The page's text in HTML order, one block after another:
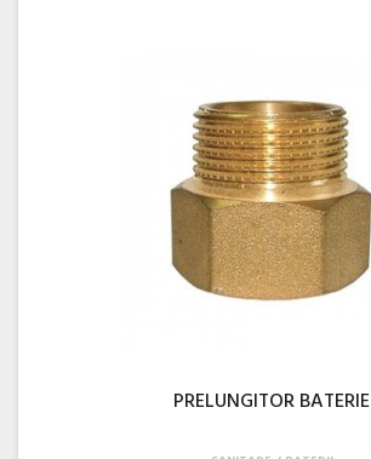
PRELUNGITOR BATERIE